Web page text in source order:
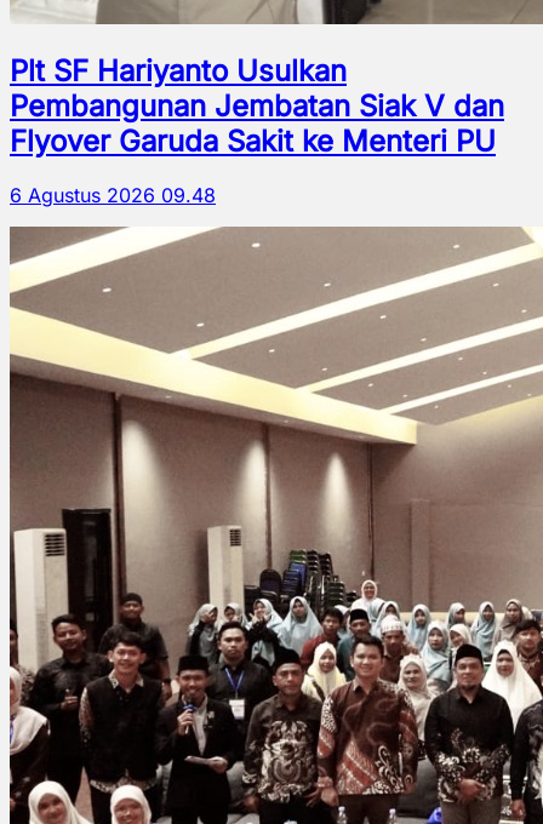
Plt SF Hariyanto Usulkan
Pembangunan Jembatan Siak V dan
Flyover Garuda Sakit ke Menteri PU
6 Agustus 2026 09.48